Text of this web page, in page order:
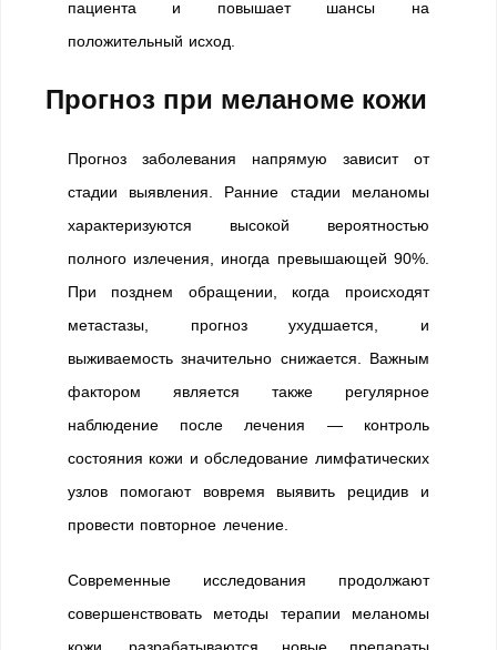
пациента и повышает шансы на
положительный исход.
Прогноз при меланоме кожи
Прогноз заболевания напрямую зависит от
стадии выявления. Ранние стадии меланомы
характеризуются высокой вероятностью
полного излечения, иногда превышающей 90%.
При позднем обращении, когда происходят
метастазы, прогноз ухудшается, и
выживаемость значительно снижается. Важным
фактором является также регулярное
наблюдение после лечения — контроль
состояния кожи и обследование лимфатических
узлов помогают вовремя выявить рецидив и
провести повторное лечение.
Современные исследования продолжают
совершенствовать методы терапии меланомы